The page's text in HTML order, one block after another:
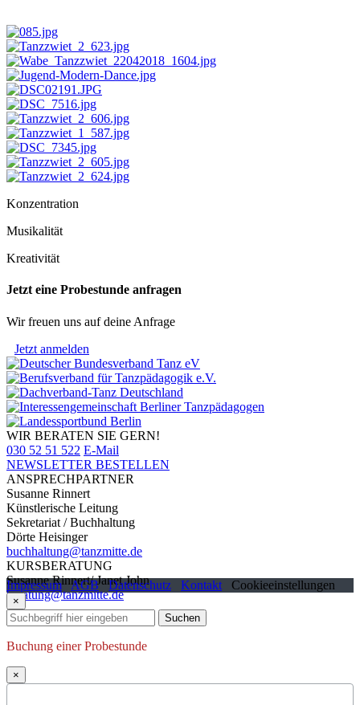
Konzentration
Musikalität
Kreativität
Jetzt eine Probestunde anfragen
Wir freuen uns auf deine Anfrage
Jetzt anmelden
WIR BERATEN SIE GERN!
030 52 51 522 E-Mail
NEWSLETTER BESTELLEN
ANSPRECHPARTNER
Susanne Rinnert
Künstlerische Leitung
Sekretariat / Buchhaltung
Dörte Heisinger
buchhaltung@tanzmitte.de
KURSBERATUNG
Susanne Rinnert/ Janet John
beratung@tanzmitte.de
Impressum AGB Datenschutz Kontakt Cookieeinstellungen
×
Suchen
Buchung einer Probestunde
×